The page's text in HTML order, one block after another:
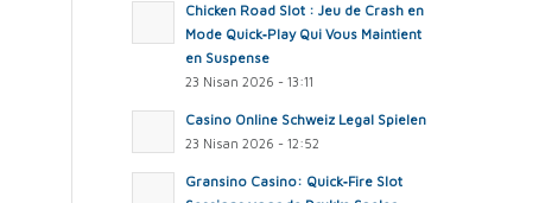
Chicken Road Slot : Jeu de Crash en
Mode Quick‑Play Qui Vous Maintient
en Suspense
23 Nisan 2026 - 13:11
Casino Online Schweiz Legal Spielen
23 Nisan 2026 - 12:52
Gransino Casino: Quick‑Fire Slot